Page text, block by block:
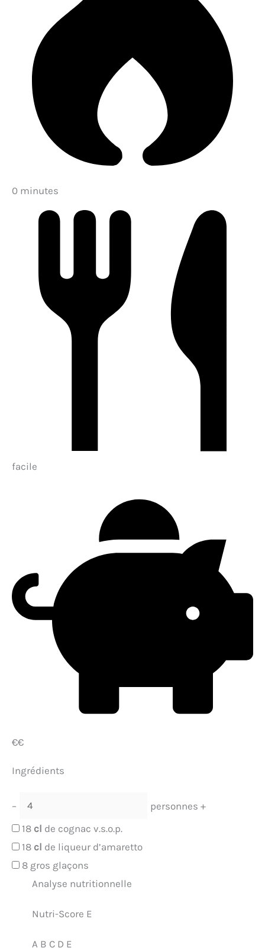
0 minutes
facile
€€
Ingrédients
– personnes +
18 cl de cognac v.s.o.p.
18 cl de liqueur d’amaretto
8 gros glaçons
Analyse nutritionnelle
Nutri-Score E
A B C D E